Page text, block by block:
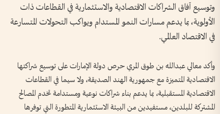
وتوسيع آفاق الشراكات الاقتصادية والاستثمارية في القطاعات ذات
الأولوية، بما يدعم مسارات النمو المستدام ويواكب التحولات المتسارعة
في الاقتصاد العالمي.
وأكد معالي عبدالله بن طوق المري حرص دولة الإمارات على توسيع شراكتها
الاقتصادية المتميزة مع جمهورية الهند الصديقة، ولا سيما في القطاعات
الاقتصادية المستقبلية، بما يدعم بناء شراكات نوعية ومستدامة تخدم المصالح
المشتركة للبلدين، مستفيدين من البيئة الاستثمارية المتطورة التي توفرها